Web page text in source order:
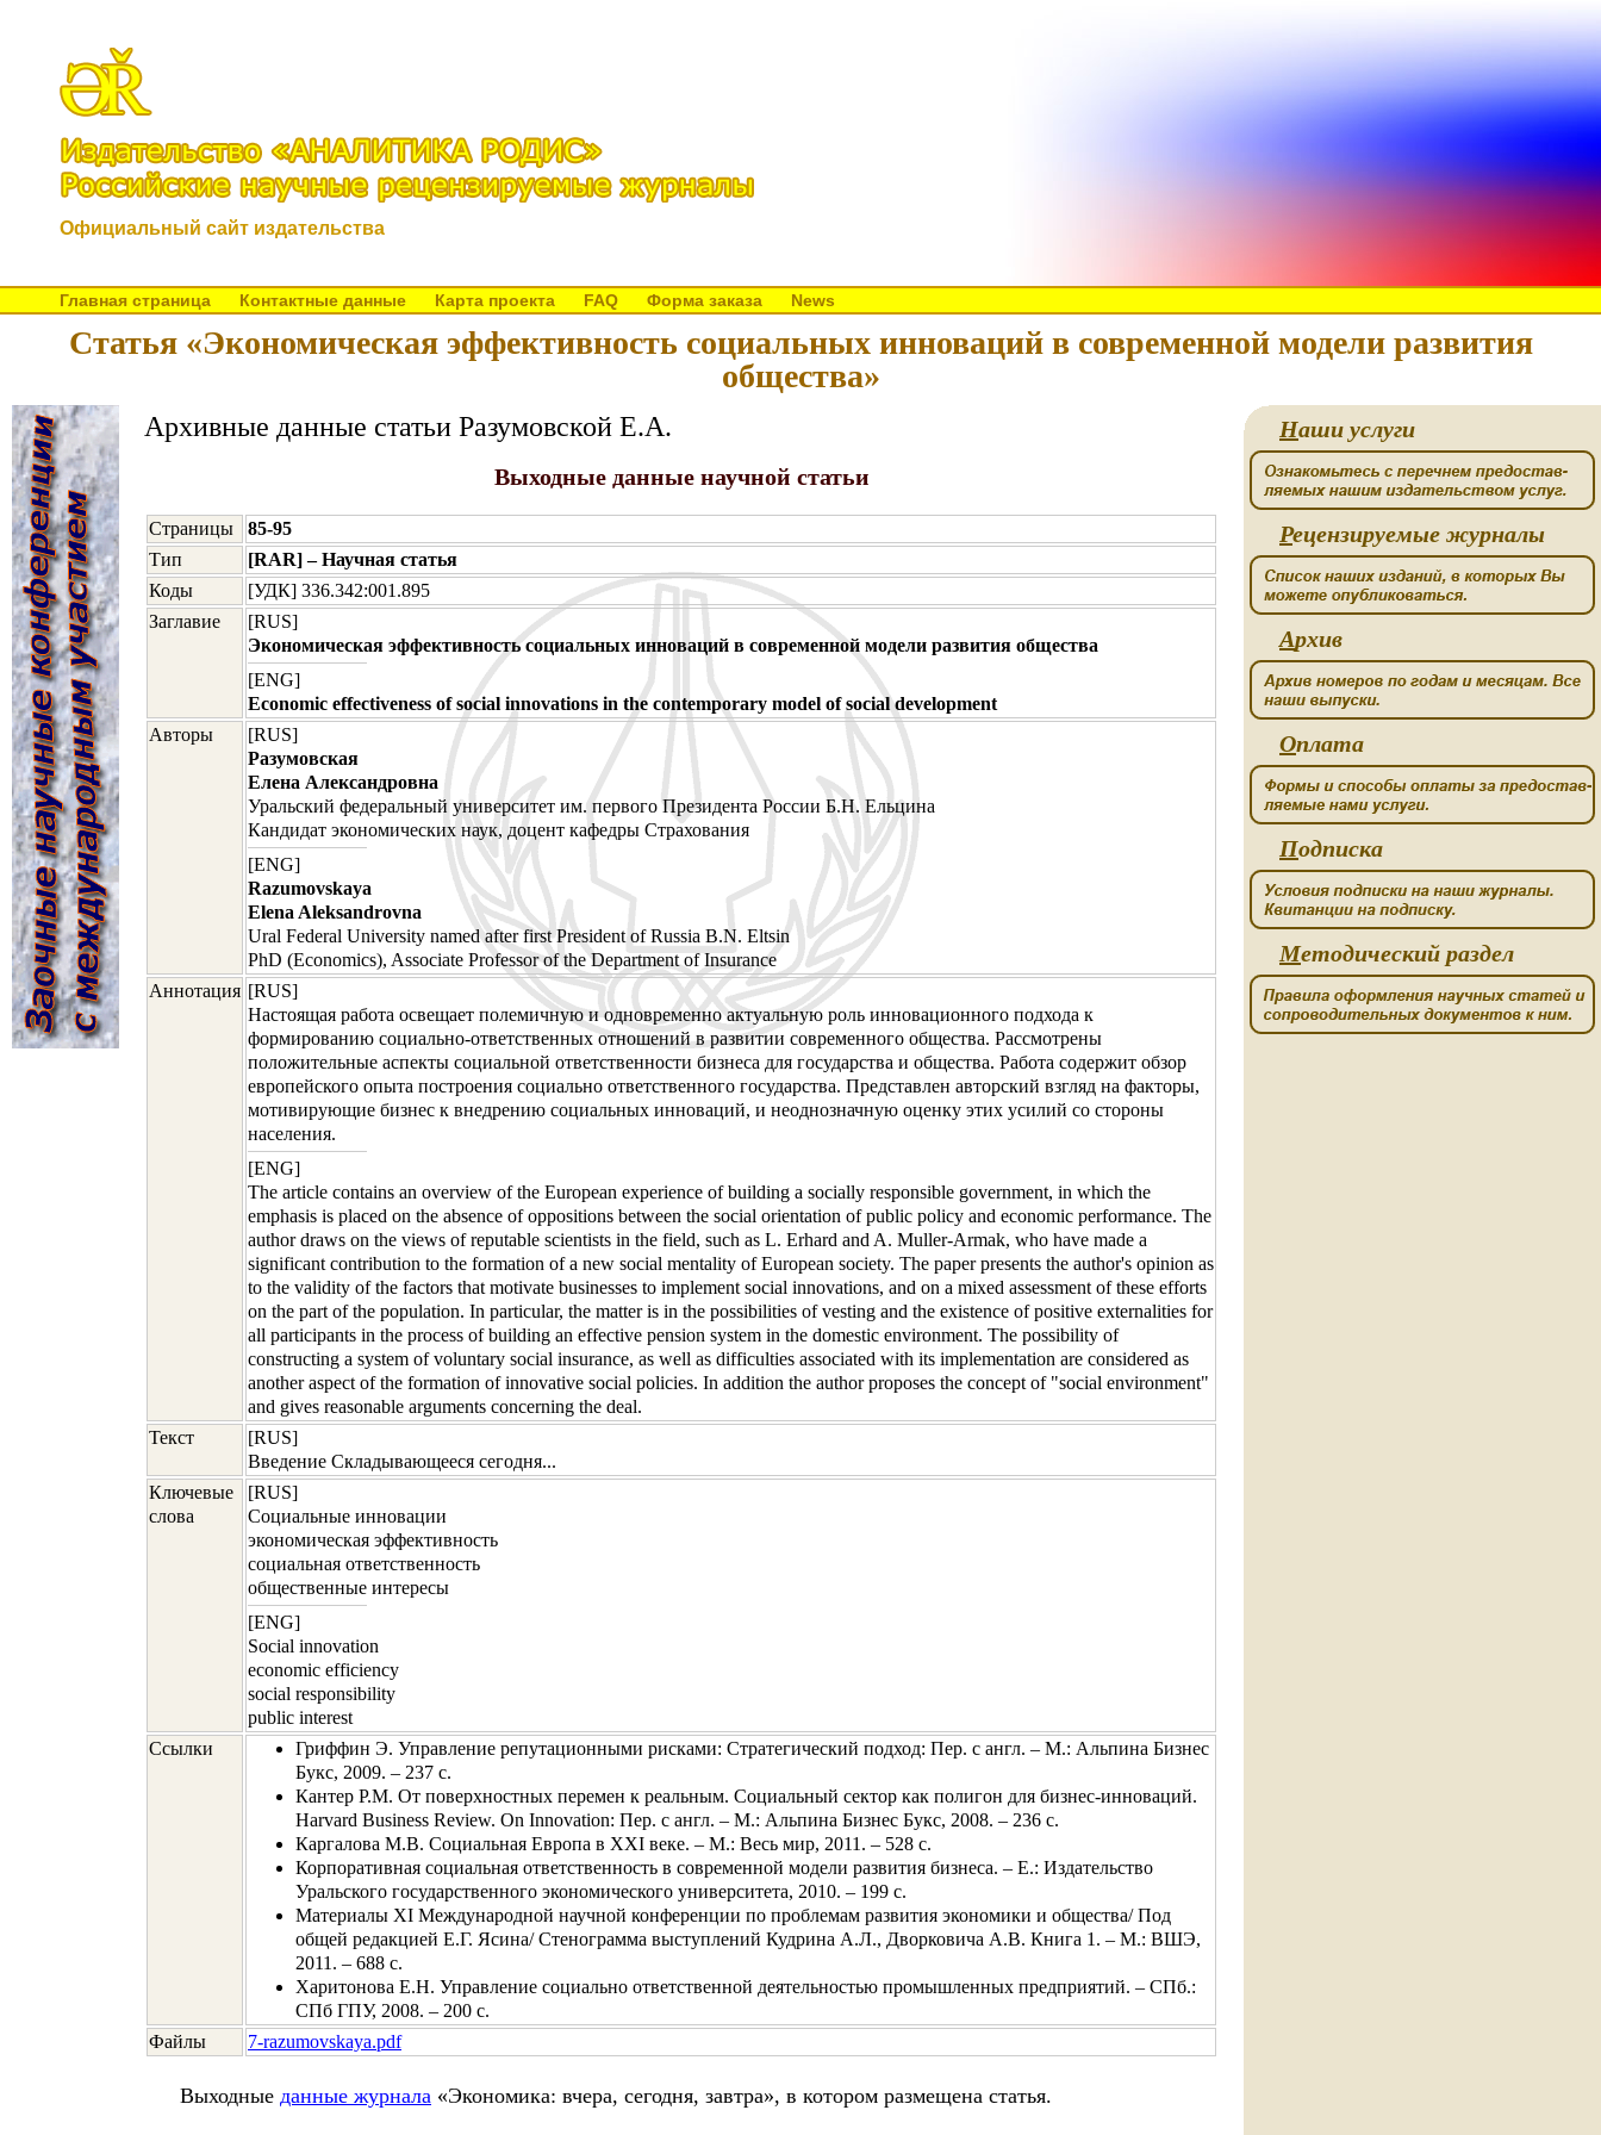
Официальный сайт издательства
Главная страница Контактные данные Карта проекта FAQ Форма заказа News
Статья «Экономическая эффективность социальных инноваций в современной модели развития
общества»
Наши услуги
Рецензируемые журналы
Архив
Оплата
Подписка
Методический раздел
Архивные данные статьи Разумовской Е.А.
Выходные данные научной статьи
Страницы
85-95
Тип
[RAR] – Научная статья
Коды
[УДК] 336.342:001.895
Заглавие
[RUS]
Экономическая эффективность социальных инноваций в современной модели развития общества
[ENG]
Economic effectiveness of social innovations in the contemporary model of social development
Авторы
[RUS]
Разумовская
Елена Александровна
Уральский федеральный университет им. первого Президента России Б.Н. Ельцина
Кандидат экономических наук, доцент кафедры Страхования
[ENG]
Razumovskaya
Elena Aleksandrovna
Ural Federal University named after first President of Russia B.N. Eltsin
PhD (Economics), Associate Professor of the Department of Insurance
Аннотация [RUS]
Настоящая работа освещает полемичную и одновременно актуальную роль инновационного подхода к
формированию социально-ответственных отношений в развитии современного общества. Рассмотрены
положительные аспекты социальной ответственности бизнеса для государства и общества. Работа содержит обзор
европейского опыта построения социально ответственного государства. Представлен авторский взгляд на факторы,
мотивирующие бизнес к внедрению социальных инноваций, и неоднозначную оценку этих усилий со стороны
населения.
[ENG]
The article contains an overview of the European experience of building a socially responsible government, in which the
emphasis is placed on the absence of oppositions between the social orientation of public policy and economic performance. The
author draws on the views of reputable scientists in the field, such as L. Erhard and A. Muller-Armak, who have made a
significant contribution to the formation of a new social mentality of European society. The paper presents the author's opinion as
to the validity of the factors that motivate businesses to implement social innovations, and on a mixed assessment of these efforts
on the part of the population. In particular, the matter is in the possibilities of vesting and the existence of positive externalities for
all participants in the process of building an effective pension system in the domestic environment. The possibility of
constructing a system of voluntary social insurance, as well as difficulties associated with its implementation are considered as
another aspect of the formation of innovative social policies. In addition the author proposes the concept of "social environment"
and gives reasonable arguments concerning the deal.
Текст
[RUS]
Введение Складывающееся сегодня...
Ключевые
слова
[RUS]
Социальные инновации
экономическая эффективность
социальная ответственность
общественные интересы
[ENG]
Social innovation
economic efficiency
social responsibility
public interest
Ссылки
Гриффин Э. Управление репутационными рисками: Стратегический подход: Пер. с англ. – М.: Альпина Бизнес
Букс, 2009. – 237 с.
Кантер Р.М. От поверхностных перемен к реальным. Социальный сектор как полигон для бизнес-инноваций.
Harvard Business Review. On Innovation: Пер. с англ. – М.: Альпина Бизнес Букс, 2008. – 236 с.
Каргалова М.В. Социальная Европа в XXI веке. – М.: Весь мир, 2011. – 528 с.
Корпоративная социальная ответственность в современной модели развития бизнеса. – Е.: Издательство
Уральского государственного экономического университета, 2010. – 199 с.
Материалы XI Международной научной конференции по проблемам развития экономики и общества/ Под
общей редакцией Е.Г. Ясина/ Стенограмма выступлений Кудрина А.Л., Дворковича А.В. Книга 1. – М.: ВШЭ,
2011. – 688 с.
Харитонова Е.Н. Управление социально ответственной деятельностью промышленных предприятий. – СПб.:
СПб ГПУ, 2008. – 200 с.
Файлы
7-razumovskaya.pdf
Выходные данные журнала «Экономика: вчера, сегодня, завтра», в котором размещена статья.